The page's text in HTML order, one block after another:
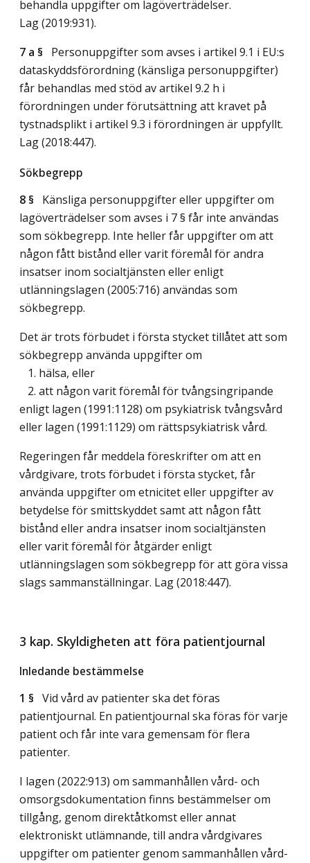
behandla uppgifter om lagöverträdelser.
Lag (2019:931).
7 a § Personuppgifter som avses i artikel 9.1 i EU:s
dataskyddsförordning (känsliga personuppgifter)
får behandlas med stöd av artikel 9.2 h i
förordningen under förutsättning att kravet på
tystnadsplikt i artikel 9.3 i förordningen är uppfyllt.
Lag (2018:447).
Sökbegrepp
8 § Känsliga personuppgifter eller uppgifter om
lagöverträdelser som avses i 7 § får inte användas
som sökbegrepp. Inte heller får uppgifter om att
någon fått bistånd eller varit föremål för andra
insatser inom socialtjänsten eller enligt
utlänningslagen (2005:716) användas som
sökbegrepp.
Det är trots förbudet i första stycket tillåtet att som
sökbegrepp använda uppgifter om
1. hälsa, eller
2. att någon varit föremål för tvångsingripande
enligt lagen (1991:1128) om psykiatrisk tvångsvård
eller lagen (1991:1129) om rättspsykiatrisk vård.
Regeringen får meddela föreskrifter om att en
vårdgivare, trots förbudet i första stycket, får
använda uppgifter om etnicitet eller uppgifter av
betydelse för smittskyddet samt att någon fått
bistånd eller andra insatser inom socialtjänsten
eller varit föremål för åtgärder enligt
utlänningslagen som sökbegrepp för att göra vissa
slags sammanställningar. Lag (2018:447).
3 kap. Skyldigheten att föra patientjournal
Inledande bestämmelse
1 § Vid vård av patienter ska det föras
patientjournal. En patientjournal ska föras för varje
patient och får inte vara gemensam för flera
patienter.
I lagen (2022:913) om sammanhållen vård- och
omsorgsdokumentation finns bestämmelser om
tillgång, genom direktåtkomst eller annat
elektroniskt utlämnande, till andra vårdgivares
uppgifter om patienter genom sammanhållen vård-